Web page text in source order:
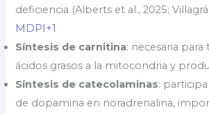
deficiencia (Alberts et al., 2025;
MDPI+1
Síntesis de carnitina: necesaria
ácidos grasos a la mitocondria y
Síntesis de catecolaminas:
de dopamina en noradrenalina,